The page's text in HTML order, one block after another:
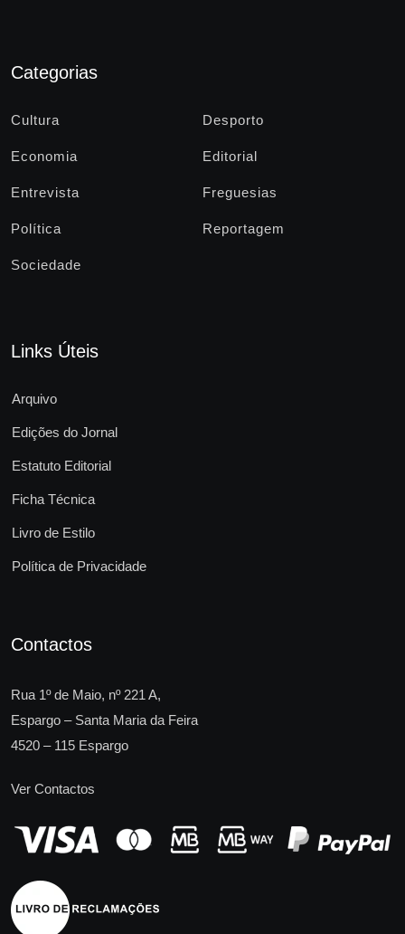
Categorias
Cultura Desporto
Economia Editorial
Entrevista Freguesias
Política Reportagem
Sociedade
Links Úteis
Arquivo
Edições do Jornal
Estatuto Editorial
Ficha Técnica
Livro de Estilo
Política de Privacidade
Contactos
Rua 1º de Maio, nº 221 A,
Espargo – Santa Maria da Feira
4520 – 115 Espargo
Ver Contactos